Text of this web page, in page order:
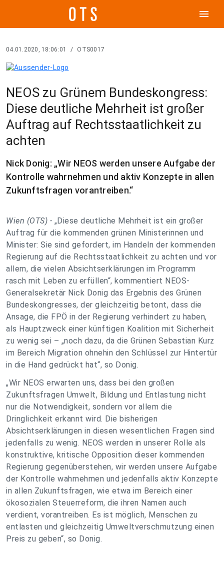
menu
04.01.2020, 18:06:01 / OTS0017
NEOS zu Grünem Bundeskongress:
Diese deutliche Mehrheit ist großer
Auftrag auf Rechtsstaatlichkeit zu
achten
Nick Donig: „Wir NEOS werden unsere Aufgabe der
Kontrolle wahrnehmen und aktiv Konzepte in allen
Zukunftsfragen vorantreiben.“
Wien (OTS) - „Diese deutliche Mehrheit ist ein großer
Auftrag für die kommenden grünen Ministerinnen und
Minister: Sie sind gefordert, im Handeln der kommenden
Regierung auf die Rechtsstaatlichkeit zu achten und vor
allem, die vielen Absichtserklärungen im Programm
rasch mit Leben zu erfüllen“, kommentiert NEOS-
Generalsekretär Nick Donig das Ergebnis des Grünen
Bundeskongresses, der gleichzeitig betont, dass die
Ansage, die FPÖ in der Regierung verhindert zu haben,
als Hauptzweck einer künftigen Koalition mit Sicherheit
zu wenig sei – „noch dazu, da die Grünen Sebastian Kurz
im Bereich Migration ohnehin den Schlüssel zur Hintertür
in die Hand gedrückt hat“, so Donig.
„Wir NEOS erwarten uns, dass bei den großen
Zukunftsfragen Umwelt, Bildung und Entlastung nicht
nur die Notwendigkeit, sondern vor allem die
Dringlichkeit erkannt wird. Die bisherigen
Absichtserklärungen in diesen wesentlichen Fragen sind
jedenfalls zu wenig. NEOS werden in unserer Rolle als
konstruktive, kritische Opposition dieser kommenden
Regierung gegenüberstehen, wir werden unsere Aufgabe
der Kontrolle wahrnehmen und jedenfalls aktiv Konzepte
in allen Zukunftsfragen, wie etwa im Bereich einer
ökosozialen Steuerreform, die ihren Namen auch
verdient, vorantreiben. Es ist möglich, Menschen zu
entlasten und gleichzeitig Umweltverschmutzung einen
Preis zu geben“, so Donig.